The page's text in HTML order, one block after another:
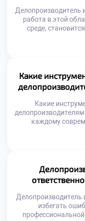
Делопроизводитель
работа в этой
среде,
начинается с
напрямую влияют
Переход к
Какие
Какие
каждому
документацией и
требованием
время для
сотрудника.
Делопроизводитель
избегать